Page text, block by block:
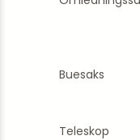
Buesaks
Teleskop